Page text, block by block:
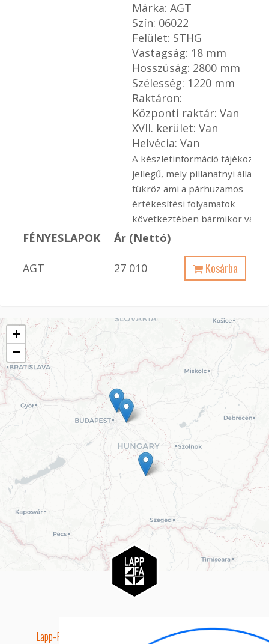
Márka: AGT
Szín: 06022
Felület: STHG
Vastagság: 18 mm
Hosszúság: 2800 mm
Szélesség: 1220 mm
Raktáron:
Központi raktár: Van
XVII. kerület: Van
Helvécia: Van
A készletinformáció
jellegű, mely pillanatnyi
tükröz ami a párhuzamos
értékesítési folyamatok
következtében bármikor
FÉNYESLAPOK Ár (Nettó)
AGT 27 010 Kosárba
+
−
Lapp-Fa EUTR technikai azonosító száma: AA5849163